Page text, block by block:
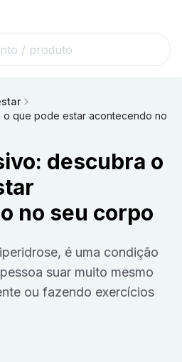
que pode estar acontecendo no
descubra o
no seu corpo
suar muito mesmo
ou fazendo exercícios